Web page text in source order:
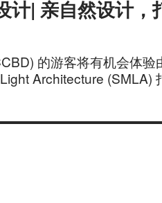
计| 亲自然设计，
的游客将有机会体
Architecture (SMLA)